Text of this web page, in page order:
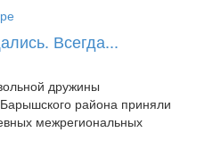
Всегда...
дружины
района приняли
межрегиональных